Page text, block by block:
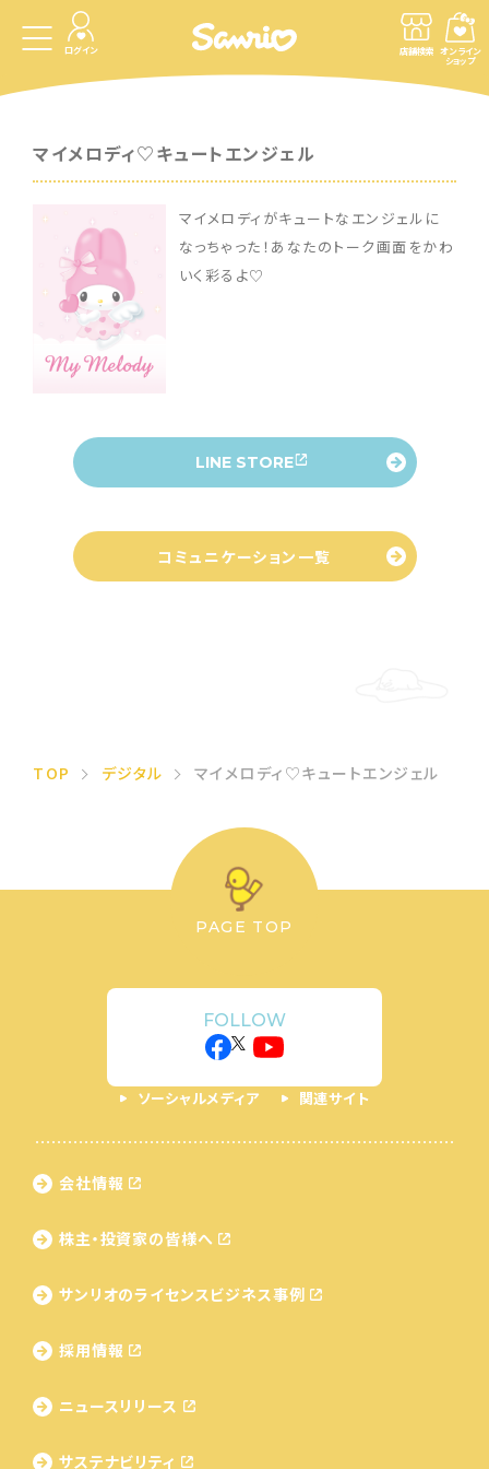
ログイン 店舗検索 オンライン
ショップ
マイメロディ♡キュートエンジェル
マイメロディがキュートなエンジェルに
なっちゃった！あなたのトーク画面をかわ
いく彩るよ♡
LINE STORE
コミュニケーション一覧
TOP デジタル マイメロディ♡キュートエンジェル
PAGE TOP
FOLLOW
ソーシャルメディア 関連サイト
会社情報
株主・投資家の皆様へ
サンリオのライセンス ビジネス事例
採用情報
ニュースリリース
サステナビリティ